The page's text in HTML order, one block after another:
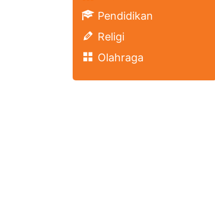
Pendidikan
Religi
Olahraga